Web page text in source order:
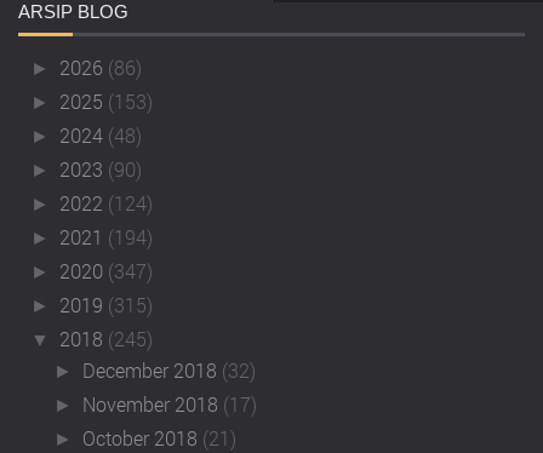
ARSIP BLOG
► 2026 (86)
► 2025 (153)
► 2024 (48)
► 2023 (90)
► 2022 (124)
► 2021 (194)
► 2020 (347)
► 2019 (315)
▼ 2018 (245)
► December 2018 (32)
► November 2018 (17)
► October 2018 (21)